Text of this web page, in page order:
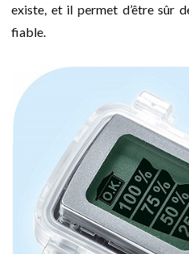
existe, et il permet d’être sûr
fiable.